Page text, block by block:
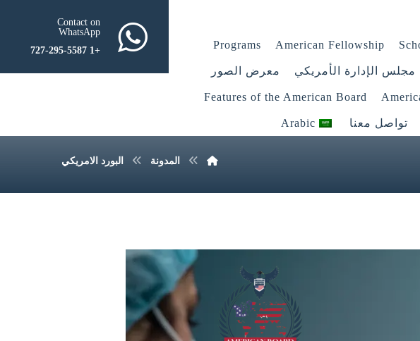
American Fellowship
Programs
مجلس الإدارة الأمريكي معرض الصور
Features of the American Board
تواصل معنا Arabic
Contact on
WhatsApp
+1 727-295-5587
المدونة البورد الامريكي